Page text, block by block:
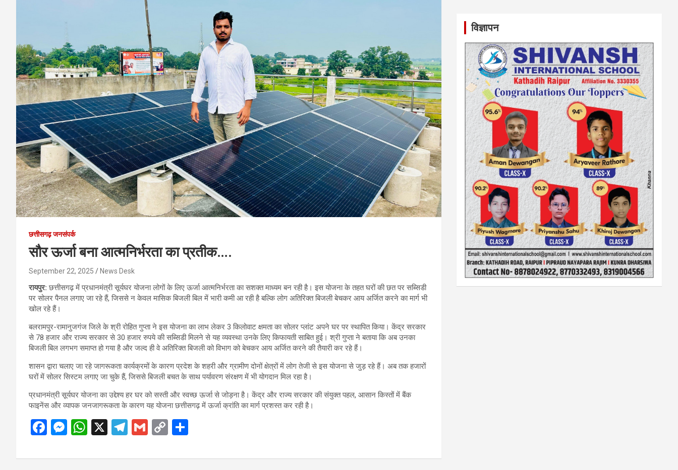
छत्तीसगढ़ जनसंपर्क
सौर ऊर्जा बना आत्मनिर्भरता का प्रतीक….
September 22, 2025 News Desk
रायपुर:छत्तीसगढ़ में प्रधानमंत्री सूर्यघर योजना लोगों के लिए ऊर्जा आत्मनिर्भरता का सशक्त माध्यम बन रही है। इस योजना के तहत घरों की छत पर सब्सिडी
पर सोलर पैनल लगाए जा रहे हैं, जिससे न केवल मासिक बिजली बिल में भारी कमी आ रही है बल्कि लोग अतिरिक्त बिजली बेचकर आय अर्जित करने का मार्ग भी
खोल रहे हैं।
बलरामपुर-रामानुजगंज जिले के श्री रोहित गुप्ता ने इस योजना का लाभ लेकर 3 किलोवाट क्षमता का सोलर प्लांट अपने घर पर स्थापित किया। केंद्र सरकार
से 78 हजार और राज्य सरकार से 30 हजार रुपये की सब्सिडी मिलने से यह व्यवस्था उनके लिए किफायती साबित हुई। श्री गुप्ता ने बताया कि अब उनका
बिजली बिल लगभग समाप्त हो गया है और जल्द ही वे अतिरिक्त बिजली को विभाग को बेचकर आय अर्जित करने की तैयारी कर रहे हैं।
शासन द्वारा चलाए जा रहे जागरूकता कार्यक्रमों के कारण प्रदेश के शहरी और ग्रामीण दोनों क्षेत्रों में लोग तेजी से इस योजना से जुड़ रहे हैं। अब तक हजारों
घरों में सोलर सिस्टम लगाए जा चुके हैं, जिससे बिजली बचत के साथ पर्यावरण संरक्षण में भी योगदान मिल रहा है।
प्रधानमंत्री सूर्यघर योजना का उद्देश्य हर घर को सस्ती और स्वच्छ ऊर्जा से जोड़ना है। केंद्र और राज्य सरकार की संयुक्त पहल, आसान किस्तों में बैंक
फाइनेंस और व्यापक जनजागरूकता के कारण यह योजना छत्तीसगढ़ में ऊर्जा क्रांति का मार्ग प्रशस्त कर रही है।
F
ce
M
se
W
at
X
T
e
G
ail
C
py ar
विज्ञापन